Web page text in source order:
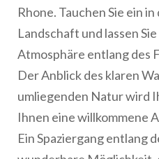
Rhone. Tauchen Sie ein
Landschaft und lassen
Atmosphäre entlang des
Der Anblick des klaren
umliegenden Natur wird
Ihnen eine willkommene
Ein Spaziergang entlang